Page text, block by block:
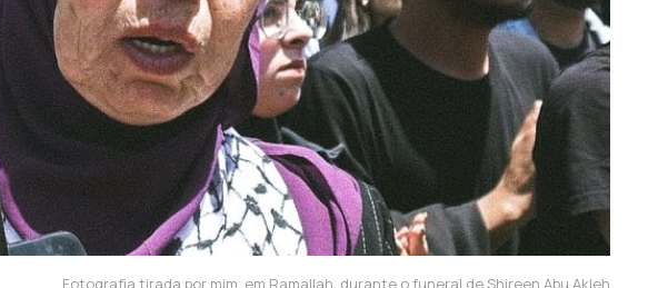
Fotografia tirada por mim, em Ramallah, durante o funeral de Shireen Abu Akleh